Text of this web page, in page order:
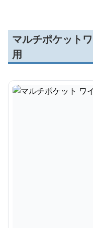
マルチポケット
用